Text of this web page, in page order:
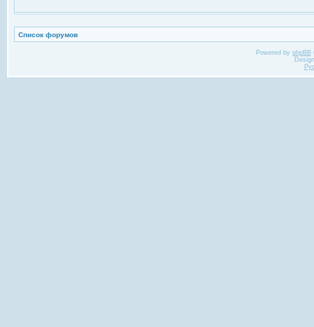
Список форумов
Powered by phpBB